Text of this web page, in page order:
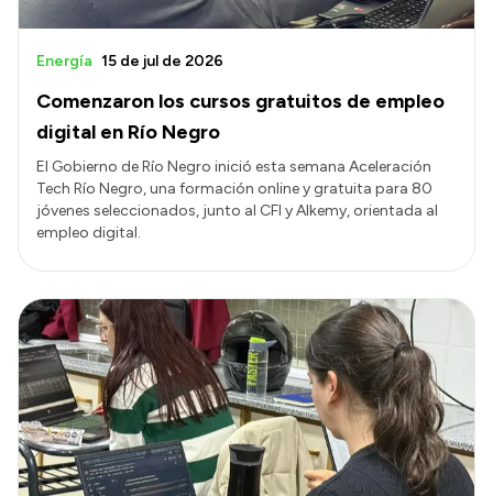
Comenzaron los cursos gratuitos de empleo
digital en Río Negro
Energía 15 de jul de 2026
El Gobierno de Río Negro inició esta semana Aceleración
Tech Río Negro, una formación online y gratuita para 80
jóvenes seleccionados, junto al CFI y Alkemy, orientada al
empleo digital.